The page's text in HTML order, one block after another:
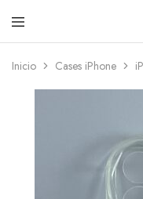
Inicio Cases iPhone